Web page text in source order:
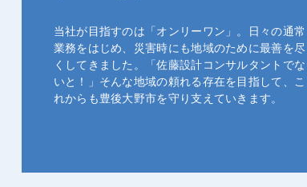
当社が目指すのは「オンリーワン」。日々の通常
業務をはじめ、災害時にも地域のために最善を尽
くしてきました。「佐藤設計コンサルタントでな
いと！」そんな地域の頼れる存在を目指して、こ
れからも豊後大野市を守り支えていきます。